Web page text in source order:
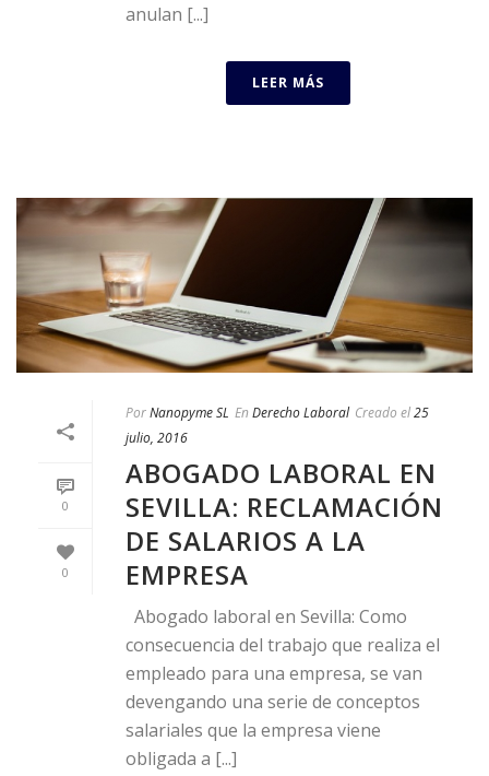
anulan [...]
LEER MÁS
0
0
PorNanopyme SL En Derecho Laboral Creado el25
julio, 2016
ABOGADO LABORAL EN
SEVILLA: RECLAMACIÓN
DE SALARIOS A LA
EMPRESA
Abogado laboral en Sevilla: Como
consecuencia del trabajo que realiza el
empleado para una empresa, se van
devengando una serie de conceptos
salariales que la empresa viene
obligada a [...]